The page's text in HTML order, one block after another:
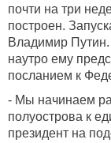
почти на три
построен.
Владимир Путин.
наутро ему
посланием к
- Мы начинаем
полуострова к
президент на